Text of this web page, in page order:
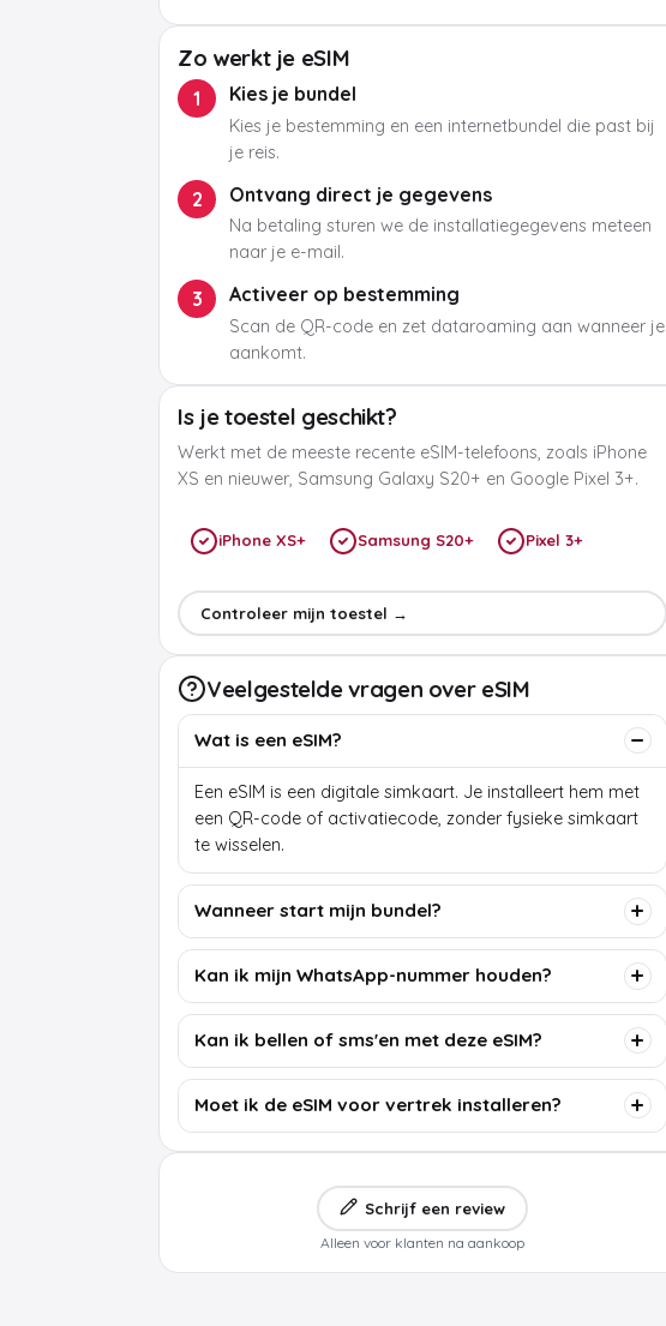
Zo werkt je eSIM
1 Kies je bundel
Kies je bestemming en een internetbundel die past bij
je reis.
2 Ontvang direct je gegevens
Na betaling sturen we de installatiegegevens meteen
naar je e-mail.
3 Activeer op bestemming
Scan de QR-code en zet dataroaming aan wanneer je
aankomt.
Is je toestel geschikt?
Werkt met de meeste recente eSIM-telefoons, zoals iPhone
XS en nieuwer, Samsung Galaxy S20+ en Google Pixel 3+.
iPhone XS+ Samsung S20+ Pixel 3+
Controleer mijn toestel →
Veelgestelde vragen over eSIM
Wat is een eSIM?
Een eSIM is een digitale simkaart. Je installeert hem met
een QR-code of activatiecode, zonder fysieke simkaart
te wisselen.
Wanneer start mijn bundel?
Kan ik mijn WhatsApp-nummer houden?
Kan ik bellen of sms'en met deze eSIM?
Moet ik de eSIM voor vertrek installeren?
Schrijf een review
Alleen voor klanten na aankoop